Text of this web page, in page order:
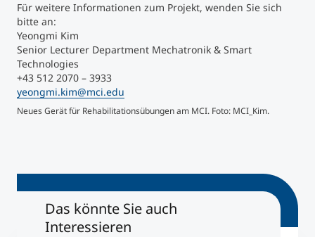
Für weitere Informationen zum Projekt, wenden Sie sich
bitte an:
Yeongmi Kim
Senior Lecturer Department Mechatronik & Smart
Technologies
+43 512 2070 – 3933
yeongmi.kim@mci.edu
Neues Gerät für Rehabilitationsübungen am MCI. Foto: MCI_Kim.
Das könnte Sie auch
Interessieren